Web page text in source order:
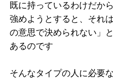
既に持っているわけだか
強めようとすると、それ
の意思で決められない」
あるのです
そんなタイプの人に必要